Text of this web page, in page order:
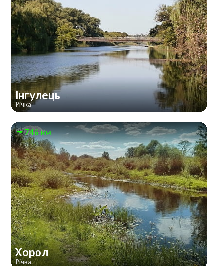
Інгулець
Річка
746 км
Хорол
Річка